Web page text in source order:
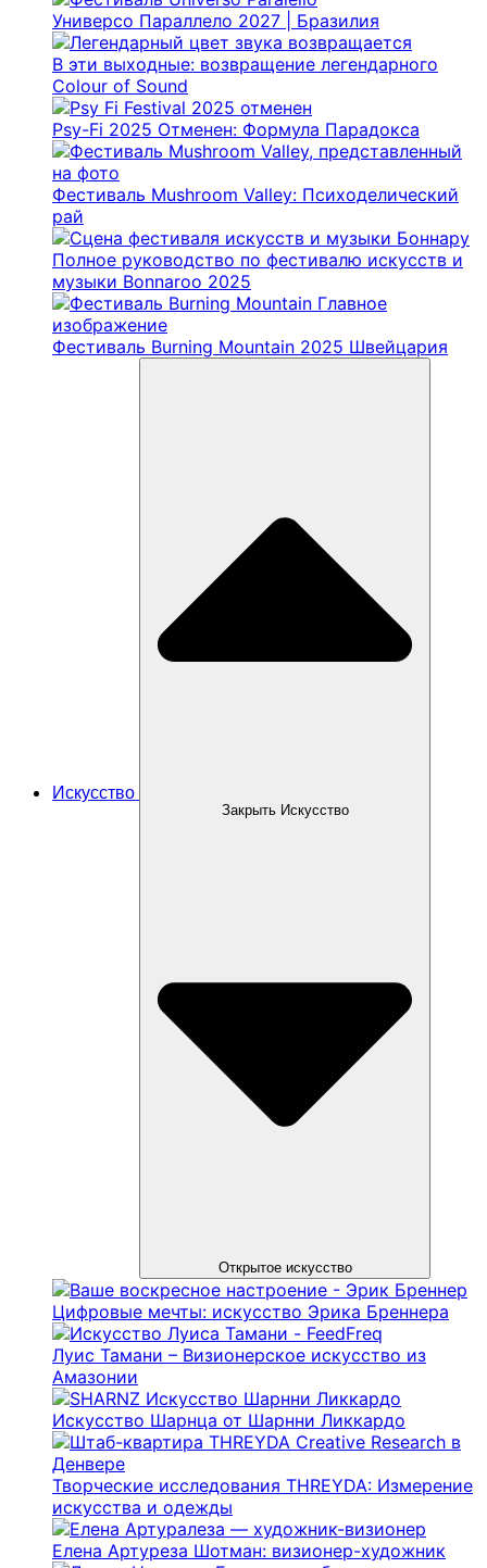
Универсо Параллело 2027 | Бразилия
В эти выходные: возвращение легендарного
Colour of Sound
Psy-Fi 2025 Отменен: Формула Парадокса
Фестиваль Mushroom Valley: Психоделический
рай
Полное руководство по фестивалю искусств и
музыки Bonnaroo 2025
Фестиваль Burning Mountain 2025 Швейцария
Искусство
Закрыть Искусство
Открытое искусство
Цифровые мечты: искусство Эрика Бреннера
Луис Тамани – Визионерское искусство из
Амазонии
Искусство Шарнца от Шарнни Ликкардо
Творческие исследования THREYDA: Измерение
искусства и одежды
Елена Артуреза Шотман: визионер-художник